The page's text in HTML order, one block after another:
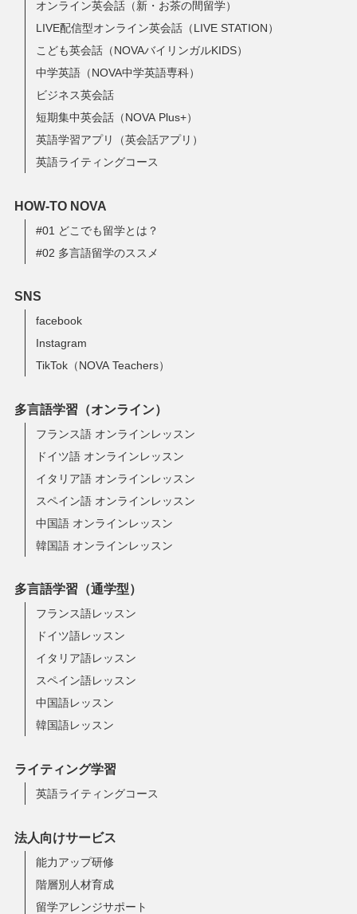
オンライン英会話（新・お茶の間留学）
LIVE配信型オンライン英会話（LIVE STATION）
こども英会話（NOVAバイリンガルKIDS）
中学英語（NOVA中学英語専科）
ビジネス英会話
短期集中英会話（NOVA Plus+）
英語学習アプリ（英会話アプリ）
英語ライティングコース
HOW-TO NOVA
#01 どこでも留学とは？
#02 多言語留学のススメ
SNS
facebook
Instagram
TikTok（NOVA Teachers）
多言語学習（オンライン）
フランス語 オンラインレッスン
ドイツ語 オンラインレッスン
イタリア語 オンラインレッスン
スペイン語 オンラインレッスン
中国語 オンラインレッスン
韓国語 オンラインレッスン
多言語学習（通学型）
フランス語レッスン
ドイツ語レッスン
イタリア語レッスン
スペイン語レッスン
中国語レッスン
韓国語レッスン
ライティング学習
英語ライティングコース
法人向けサービス
能力アップ研修
階層別人材育成
留学アレンジサポート